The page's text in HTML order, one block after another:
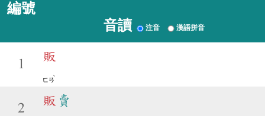
編號
音讀 注音 漢語拼音
1
販
ㄈㄢ
ˋ
2
販 賣